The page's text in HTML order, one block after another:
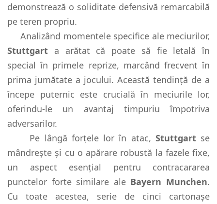
demonstrează o soliditate defensivă remarcabilă
pe teren propriu.
Analizând momentele specifice ale meciurilor,
Stuttgart a arătat că poate să fie letală în
special în primele reprize, marcând frecvent în
prima jumătate a jocului. Această tendință de a
începe puternic este crucială în meciurile lor,
oferindu-le un avantaj timpuriu împotriva
adversarilor.
Pe lângă forțele lor în atac, Stuttgartse
mândrește și cu o apărare robustă la fazele fixe,
un aspect esențial pentru contracararea
punctelor forte similare ale Bayern Munchen.
Cu toate acestea, serie de cinci cartonașe